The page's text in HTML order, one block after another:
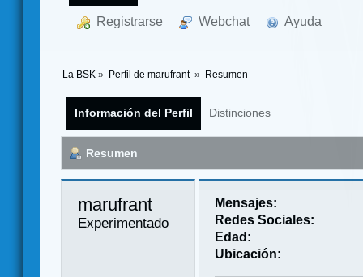
Registrarse Webchat Ayuda
La BSK » Perfil de marufrant » Resumen
Información del Perfil Distinciones
Resumen
marufrant
Experimentado
Mensajes:
Redes Sociales:
Edad:
Ubicación: